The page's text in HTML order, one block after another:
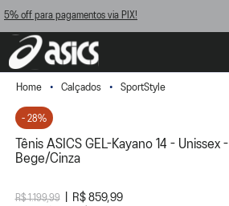
Calçados SportStyle
- 28%
Tênis ASICS GEL-Kayano 14 - Unissex -
Bege/Cinza
R$ 1.199,99 R$ 859,99